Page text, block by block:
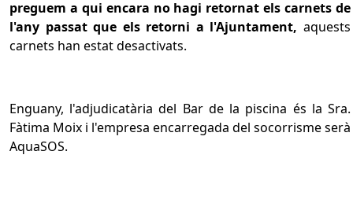
preguem a qui encara no hagi retornat els carnets de
l'any passat que els retorni a l'Ajuntament, aquests
carnets han estat desactivats.
Enguany, l'adjudicatària del Bar de la piscina és la Sra.
Fàtima Moix i l'empresa encarregada del socorrisme serà
AquaSOS.